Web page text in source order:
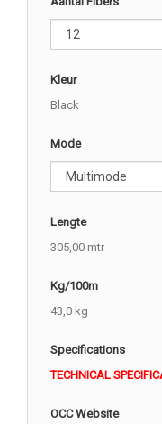
Kleur
Black
Mode
Lengte
305,00 mtr
Kg/100m
43,0 kg
Specifications
TECHNICAL
OCC Website